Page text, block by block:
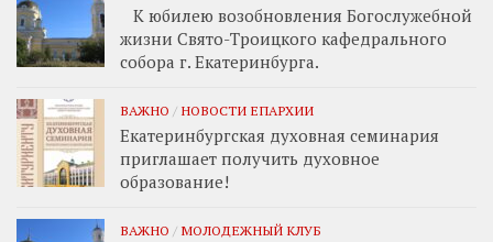
К юбилею возобновления Богослужебной
жизни Свято-Троицкого кафедрального
собора г. Екатеринбурга.
ВАЖНО / НОВОСТИ ЕПАРХИИ
Екатеринбургская духовная семинария
приглашает получить духовное
образование!
ВАЖНО / МОЛОДЕЖНЫЙ КЛУБ